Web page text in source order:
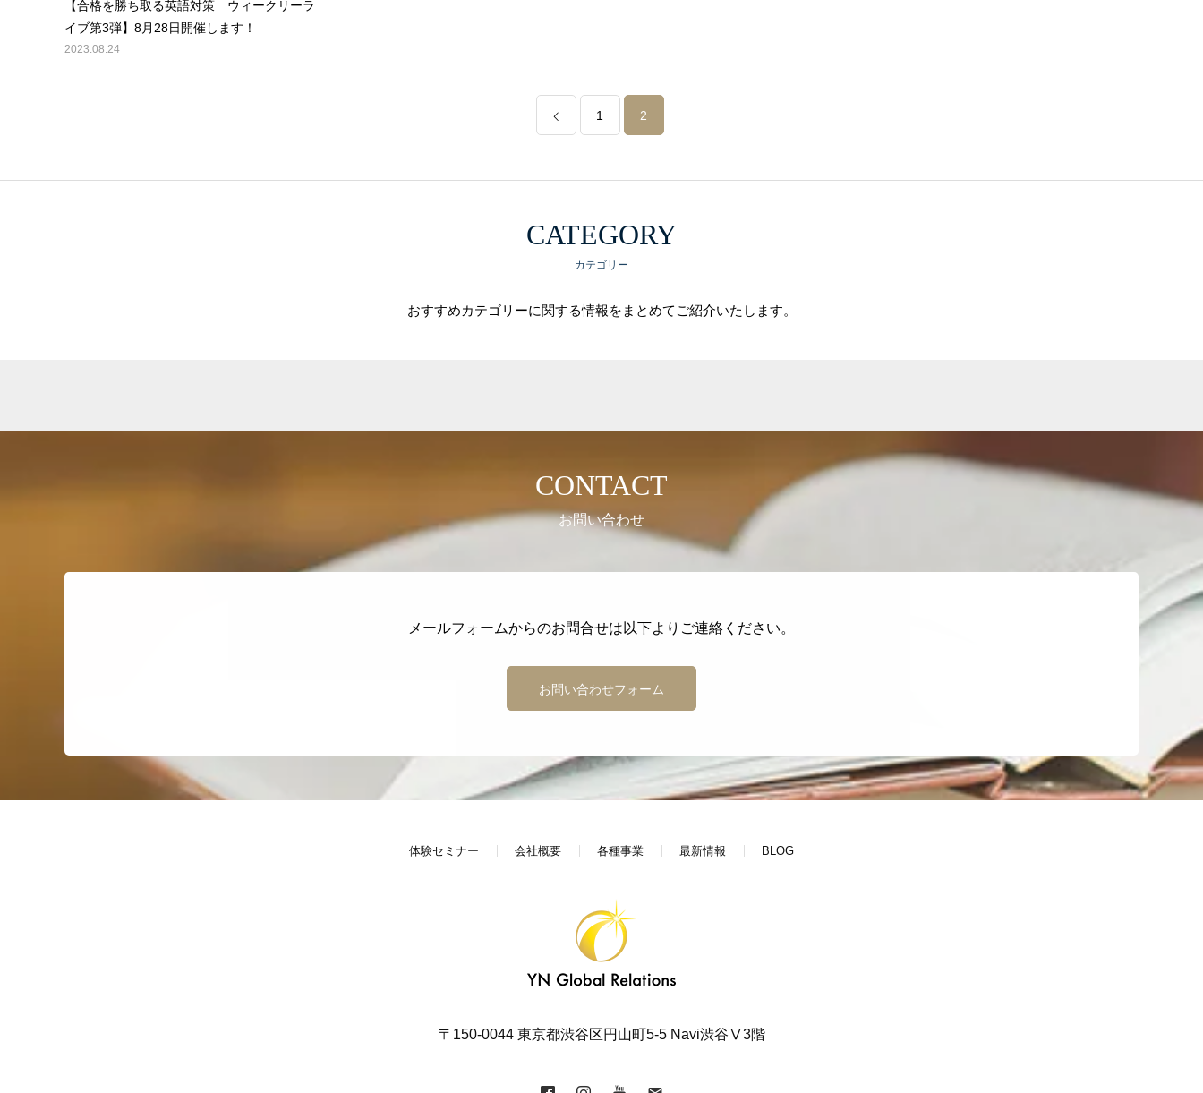
【合格を勝ち取る英語対策 ウィークリーラ
イブ第3弾】8月28日開催します！
2023.08.24
1 2
CATEGORY
カテゴリー
おすすめカテゴリーに関する情報をまとめてご紹介いたします。
CONTACT
お問い合わせ
メールフォームからのお問合せは以下よりご連絡ください。
お問い合わせフォーム
体験セミナー 会社概要 各種事業 最新情報 BLOG
〒150-0044 東京都渋谷区円山町5-5 Navi渋谷Ⅴ3階
会社概要
各種事業